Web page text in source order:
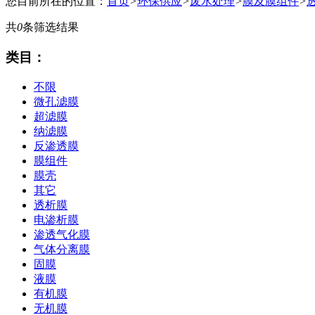
共0条筛选结果
类目：
不限
微孔滤膜
超滤膜
纳滤膜
反渗透膜
膜组件
膜壳
其它
透析膜
电渗析膜
渗透气化膜
气体分离膜
固膜
液膜
有机膜
无机膜